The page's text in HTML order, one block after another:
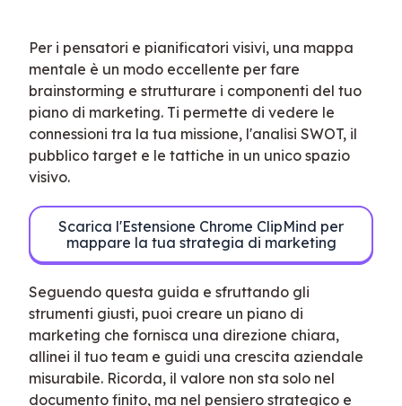
Per i pensatori e pianificatori visivi, una mappa
mentale è un modo eccellente per fare
brainstorming e strutturare i componenti del tuo
piano di marketing. Ti permette di vedere le
connessioni tra la tua missione, l'analisi SWOT, il
pubblico target e le tattiche in un unico spazio
visivo.
Scarica l'Estensione Chrome ClipMind per
mappare la tua strategia di marketing
Seguendo questa guida e sfruttando gli
strumenti giusti, puoi creare un piano di
marketing che fornisca una direzione chiara,
allinei il tuo team e guidi una crescita aziendale
misurabile. Ricorda, il valore non sta solo nel
documento finito, ma nel pensiero strategico e